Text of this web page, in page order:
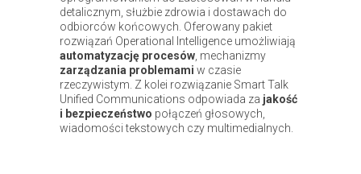
detalicznym, służbie zdrowia i dostawach do
odbiorców końcowych. Oferowany pakiet
rozwiązań Operational Intelligence umożliwiają
automatyzację procesów , mechanizmy
zarządzania problemami w czasie
rzeczywistym. Z kolei rozwiązanie Smart Talk
Unified Communications odpowiada za jakość
i bezpieczeństwo połączeń głosowych,
wiadomości tekstowych czy multimedialnych.